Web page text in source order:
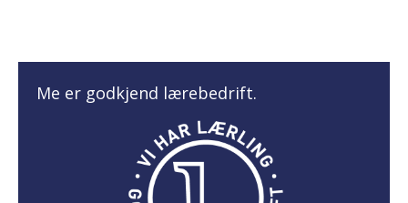
Me er godkjend lærebedrift.